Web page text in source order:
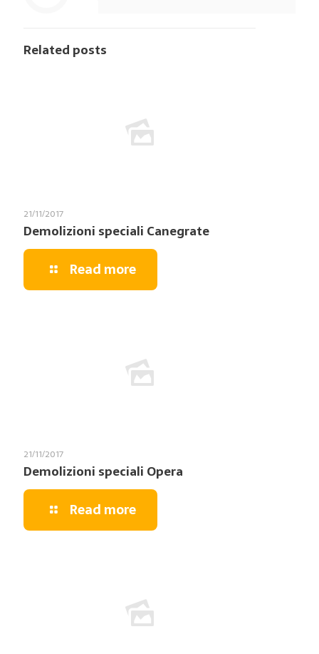
Related posts
21/11/2017
Demolizioni speciali Canegrate
Read more
21/11/2017
Demolizioni speciali Opera
Read more